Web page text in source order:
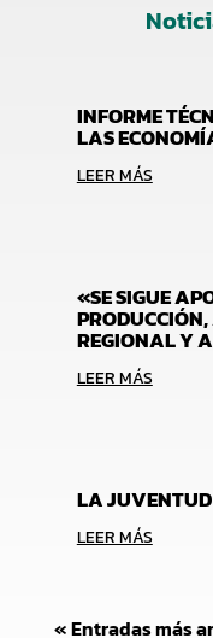
INFORME
LAS
LEER MÁS
«SE SIGUE
REGIONAL Y
LEER MÁS
LA JUVENTUD
LEER MÁS
« Entradas más